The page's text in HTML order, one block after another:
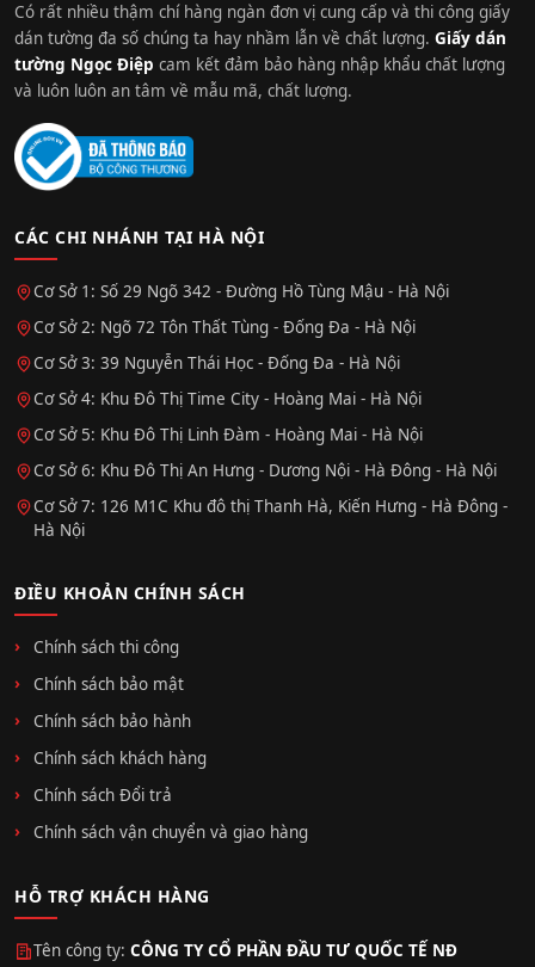
Có rất nhiều thậm chí hàng ngàn đơn vị cung cấp và thi công giấy
dán tường đa số chúng ta hay nhầm lẫn về chất lượng. Giấy dán
tường Ngọc Điệp cam kết đảm bảo hàng nhập khẩu chất lượng
và luôn luôn an tâm về mẫu mã, chất lượng.
CÁC CHI NHÁNH TẠI HÀ NỘI
Cơ Sở 1: Số 29 Ngõ 342 - Đường Hồ Tùng Mậu - Hà Nội
Cơ Sở 2: Ngõ 72 Tôn Thất Tùng - Đống Đa - Hà Nội
Cơ Sở 3: 39 Nguyễn Thái Học - Đống Đa - Hà Nội
Cơ Sở 4: Khu Đô Thị Time City - Hoàng Mai - Hà Nội
Cơ Sở 5: Khu Đô Thị Linh Đàm - Hoàng Mai - Hà Nội
Cơ Sở 6: Khu Đô Thị An Hưng - Dương Nội - Hà Đông - Hà Nội
Cơ Sở 7: 126 M1C Khu đô thị Thanh Hà, Kiến Hưng - Hà Đông -
Hà Nội
ĐIỀU KHOẢN CHÍNH SÁCH
Chính sách thi công
Chính sách bảo mật
Chính sách bảo hành
Chính sách khách hàng
Chính sách Đổi trả
Chính sách vận chuyển và giao hàng
HỖ TRỢ KHÁCH HÀNG
Tên công ty: CÔNG TY CỔ PHẦN ĐẦU TƯ QUỐC TẾ NĐ